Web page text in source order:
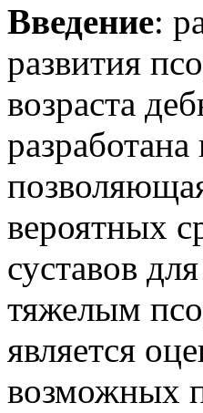
Введение:
развития
возраста
вероятных
суставов
тяжелым
является
возможных